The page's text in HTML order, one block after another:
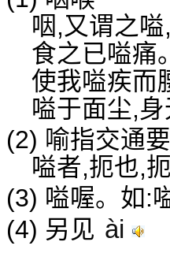
咽,又谓之
食之已嗌
使我嗌疾
嗌于面尘,
(2) 喻指交通
嗌者,扼也,
(3) 嗌喔。如:
(4) 另见 ài